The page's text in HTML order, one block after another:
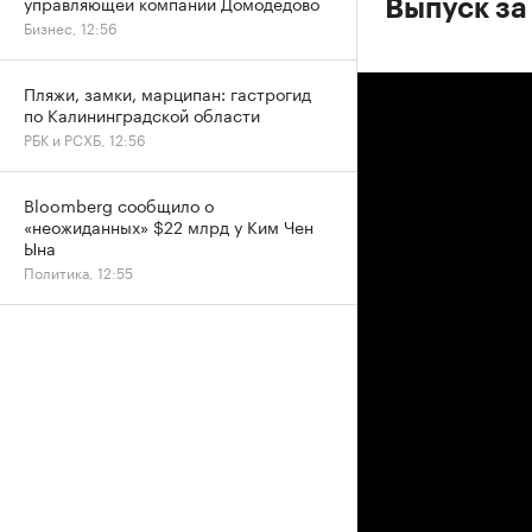
Выпуск
Бизнес, 12:56
Пляжи, замки, марципан: гастрогид
по Калининградской области
РБК и РСХБ, 12:56
Bloomberg сообщило о
«неожиданных» $22 млрд у Ким Чен
Ына
Политика, 12:55